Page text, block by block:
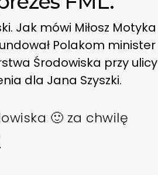
Jak mówi Miłosz Motyka
Polakom minister
Środowiska przy ulicy
dla Jana Szyszki.
🙂 za chwilę